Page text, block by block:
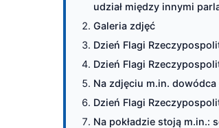
udział między innymi
Galeria zdjęć
Dzień Flagi
Dzień Flagi
Na zdjęciu m.in.
Dzień Flagi
Na pokładzie stoją m.in.: